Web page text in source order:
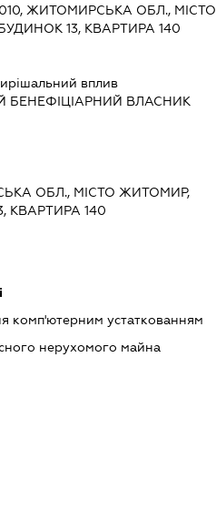
ЖИТОМИРСЬКА ОБЛ., МІСТО
13, КВАРТИРА 140
вплив
БЕНЕФІЦІАРНИЙ ВЛАСНИК
ОБЛ., МІСТО ЖИТОМИР,
КВАРТИРА 140
комп'ютерним устаткованням
нерухомого майна